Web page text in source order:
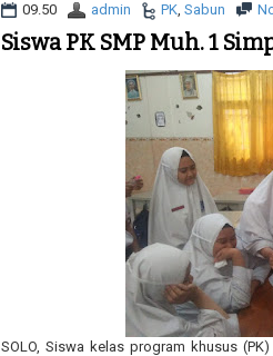
09.50 admin PK, Sabun
Siswa PK SMP Muh. 1
SOLO, Siswa kelas program khusus